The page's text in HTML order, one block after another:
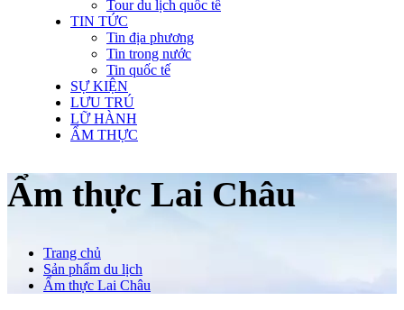
Tour du lịch quốc tế
TIN TỨC
Tin địa phương
Tin trong nước
Tin quốc tế
SỰ KIỆN
LƯU TRÚ
LỮ HÀNH
ẨM THỰC
Ẩm thực Lai Châu
Trang chủ
Sản phẩm du lịch
Ẩm thực Lai Châu